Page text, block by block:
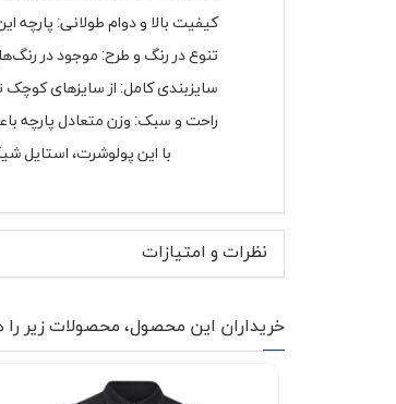
کیفیت بالا و دوام طولانی:
تنوع در رنگ و طرح: موجود در
سایزبندی کامل: از سایزهای کوچک
راحت و سبک: وزن متعادل پارچه
با این پولوشرت، استایل
نظرات و امتیازات
خریداران این محصول، محصولات زیر را